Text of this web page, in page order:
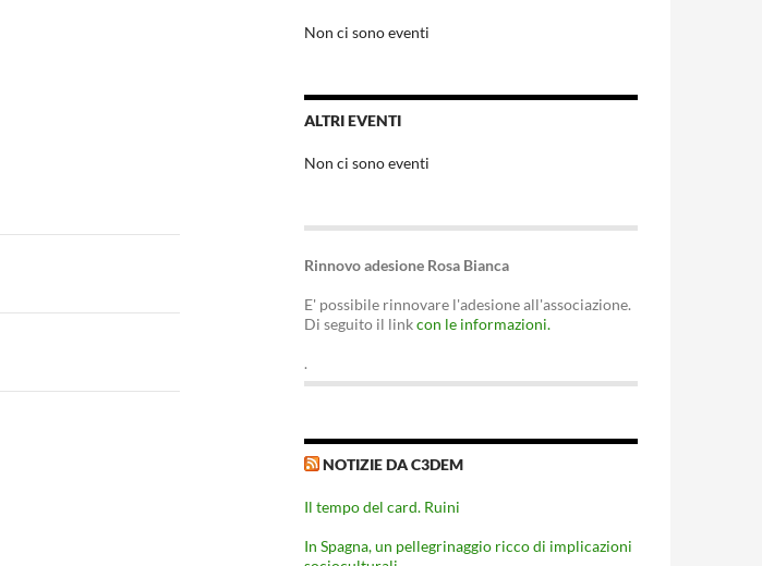
Non ci sono eventi
ALTRI EVENTI
Non ci sono eventi
Rinnovo adesione Rosa Bianca
E' possibile rinnovare l'adesione all'associazione.
Di seguito il linkcon le informazioni.
.
NOTIZIE DA C3DEM
Il tempo del card. Ruini
In Spagna, un pellegrinaggio ricco di implicazioni